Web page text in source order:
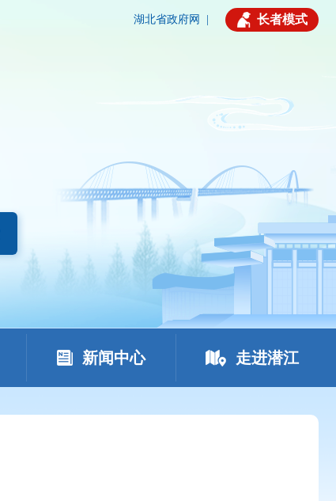
湖北省政府网 长者模式
新闻中心 走进潜江